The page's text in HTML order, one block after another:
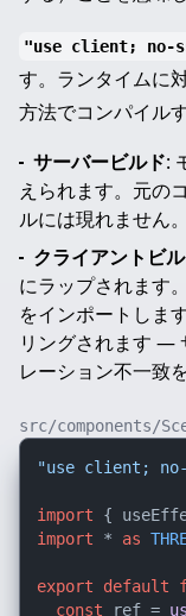
"use client; no-
す。ランタイムに
方法でコンパイル
サーバービルド:
えられます。元の
ルには現れません。
クライアントビ
にラップされます
をインポートしま
リングされます —
レーション不一致
src/components/
"use client;
import {
import * as
export default
const ref =